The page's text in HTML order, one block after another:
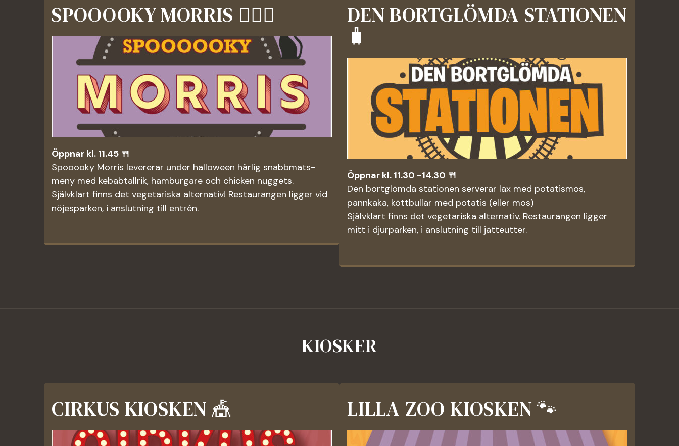
SPOOOOKY MORRIS 🧙🏻‍♀️
Öppnar kl. 11.45 🍴
Spooooky Morris levererar under halloween härlig snabbmats-
meny med kebabtallrik, hamburgare och chicken nuggets.
Självklart finns det vegetariska alternativ! Restaurangen ligger vid
nöjesparken, i anslutning till entrén.
DEN BORTGLÖMDA STATIONEN
🧳
Öppnar kl. 11.30 -14.30 🍴
Den bortglömda stationen serverar lax med potatismos,
pannkaka, köttbullar med potatis (eller mos)
Självklart finns det vegetariska alternativ. Restaurangen ligger
mitt i djurparken, i anslutning till jätteutter.
KIOSKER
CIRKUS KIOSKEN 🎪 LILLA ZOO KIOSKEN 🐾